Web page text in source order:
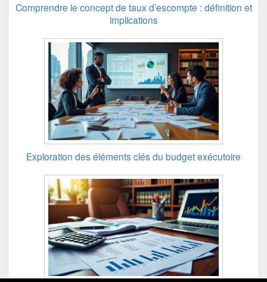
Comprendre le concept de taux d’escompte : définition et
implications
Exploration des éléments clés du budget exécutoire